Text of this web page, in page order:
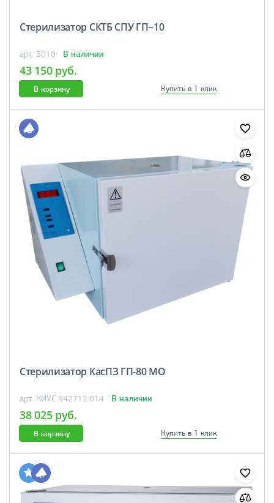
Стерилизатор СКТБ СПУ ГП−10
арт. 3010 В наличии
43 150 руб.
В корзину Купить в 1 клик
Стерилизатор КасПЗ ГП-80 МО
арт. КИУС.942712.014 В наличии
38 025 руб.
В корзину Купить в 1 клик